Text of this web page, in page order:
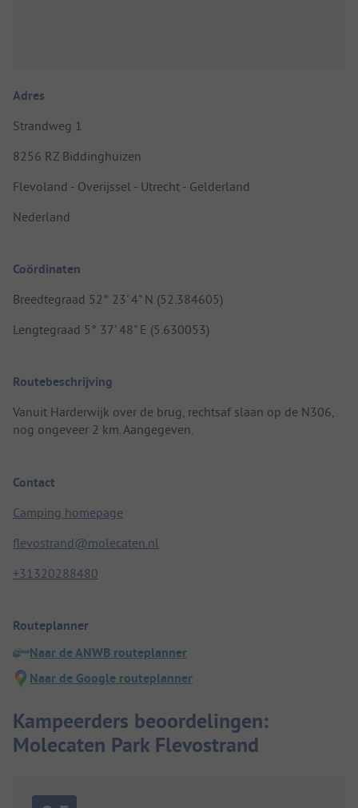
Adres
Strandweg 1
8256 RZ Biddinghuizen
Flevoland - Overijssel - Utrecht - Gelderland
Nederland
Coördinaten
Breedtegraad 52° 23' 4" N (52.384605)
Lengtegraad 5° 37' 48" E (5.630053)
Routebeschrijving
Vanuit Harderwijk over de brug, rechtsaf slaan op de N306,
nog ongeveer 2 km. Aangegeven.
Contact
Camping homepage
flevostrand@molecaten.nl
+31320288480
Routeplanner
Naar de ANWB routeplanner
Naar de Google routeplanner
Kampeerders beoordelingen:
Molecaten Park Flevostrand